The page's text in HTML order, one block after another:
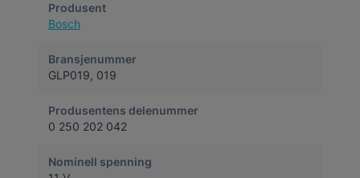
Produsent
Bosch
Bransjenummer
GLP019, 019
Produsentens delenummer
0 250 202 042
Nominell spenning